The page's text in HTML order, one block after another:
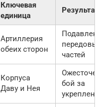
Ключевая
единица
Результат
Артиллерия
обеих сторон
передовых
частей
Корпуса
Даву и Нея
бой за
укрепления